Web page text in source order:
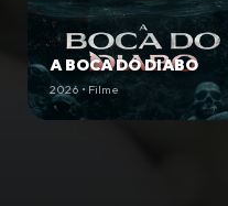
A BOCA DO DIABO
2026 • Filme